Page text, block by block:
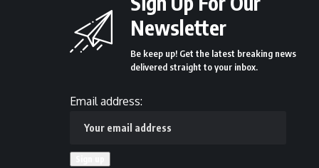
Newsletter
Be keep up! Get the latest breaking news
delivered straight to your inbox.
Email address: